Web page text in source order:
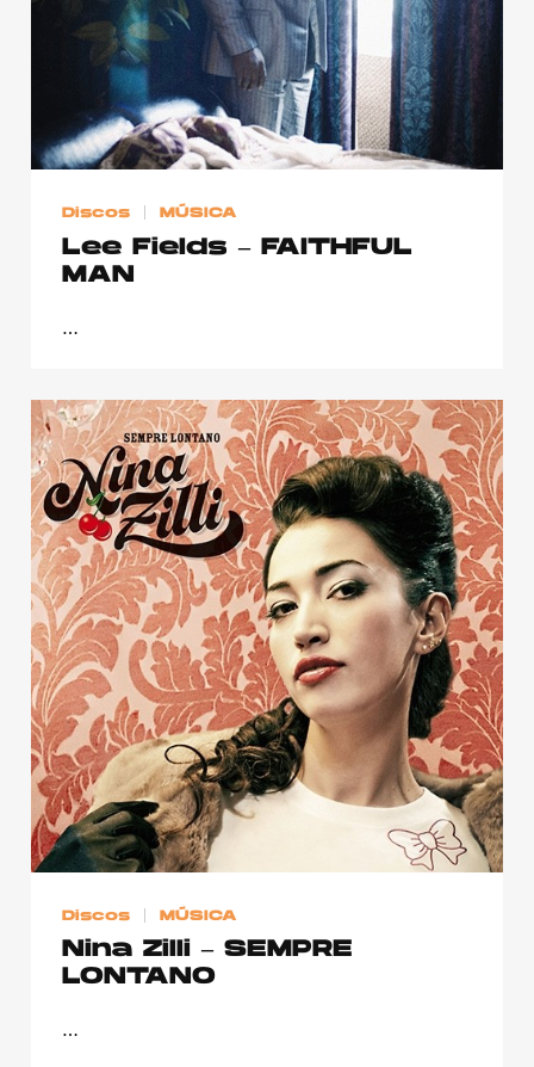
Discos MÚSICA
Lee Fields – FAITHFUL
MAN
…
Discos MÚSICA
Nina Zilli – SEMPRE
LONTANO
…